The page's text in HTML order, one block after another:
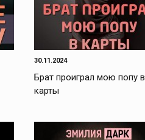
30.11.2024
Брат проиграл мою попу в
карты